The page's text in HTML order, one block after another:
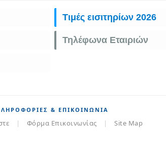
Τιμές εισιτηρίων 2026
Τηλέφωνα Εταιριών
& ΕΠΙΚΟΙΝΩΝΊΑ
| Φόρμα Επικοινωνίας | Site Map